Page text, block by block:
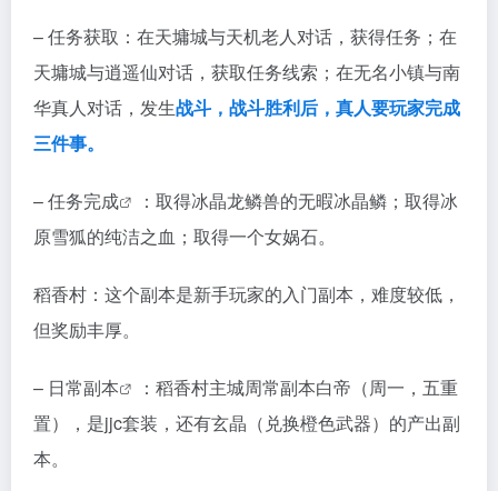
– 任务获取：在天墉城与天机老人对话，获得任务；在
天墉城与逍遥仙对话，获取任务线索；在无名小镇与南
华真人对话，发生战斗，战斗胜利后，真人要玩家完成
三件事。
–任务完成
：取得冰晶龙鳞兽的无暇冰晶鳞；取得冰
原雪狐的纯洁之血；取得一个女娲石。
稻香村：这个副本是新手玩家的入门副本，难度较低，
但奖励丰厚。
– 日常副本
：稻香村主城周常副本白帝（周一，五重
置），是jjc套装，还有玄晶（兑换橙色武器）的产出副
本。